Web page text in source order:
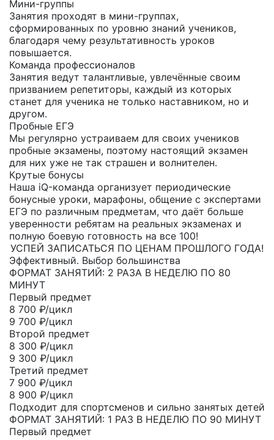
Мини-группы
Занятия проходят в мини-группах,
сформированных по уровню знаний учеников,
благодаря чему результативность уроков
повышается.
Команда профессионалов
Занятия ведут талантливые, увлечённые своим
призванием репетиторы, каждый из которых
станет для ученика не только наставником, но и
другом.
Пробные ЕГЭ
Мы регулярно устраиваем для своих учеников
пробные экзамены, поэтому настоящий экзамен
для них уже не так страшен и волнителен.
Крутые бонусы
Наша iQ-команда организует периодические
бонусные уроки, марафоны, общение с экспертами
ЕГЭ по различным предметам, что даёт больше
уверенности ребятам на реальных экзаменах и
полную боевую готовность на все 100!
УСПЕЙ ЗАПИСАТЬСЯ ПО ЦЕНАМ ПРОШЛОГО ГОДА!
Эффективный. Выбор большинства
ФОРМАТ ЗАНЯТИЙ: 2 РАЗА В НЕДЕЛЮ ПО 80
МИНУТ
Первый предмет
8 700 ₽/цикл
9 700 ₽/цикл
Второй предмет
8 300 ₽/цикл
9 300 ₽/цикл
Третий предмет
7 900 ₽/цикл
8 900 ₽/цикл
Подходит для спортсменов и сильно занятых детей
ФОРМАТ ЗАНЯТИЙ: 1 РАЗ В НЕДЕЛЮ ПО 90 МИНУТ
Первый предмет